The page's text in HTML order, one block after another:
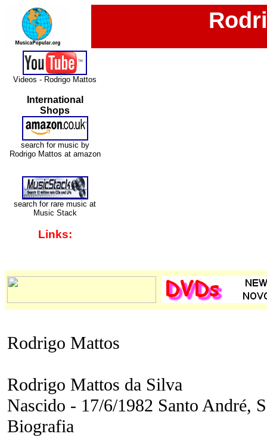
Videos - Rodrigo Mattos
International
Shops
search for music by
Rodrigo Mattos at amazon
search for rare music at
Music Stack
Links:
Rodrigo Mattos
Rodrigo Mattos da Silva
Nascido - 17/6/1982 Santo André,
Biografia